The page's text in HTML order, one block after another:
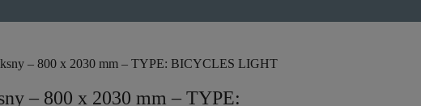
– 800 x 2030 mm – TYPE: BICYCLES LIGHT
– 800 x 2030 mm – TYPE: